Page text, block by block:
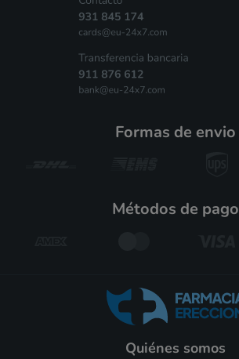
formas de envio
métodos de pago
Quiénes somos